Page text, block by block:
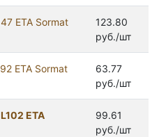
ETA Sormat
123.80
руб./шт
ETA Sormat
63.77
руб./шт
ETA
99.61
руб./шт